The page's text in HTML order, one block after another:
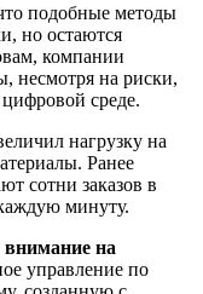
подобные методы
но остаются
компании
несмотря на риски,
среде.
нагрузку на
Ранее
сотни заказов в
минуту.
на
управление по